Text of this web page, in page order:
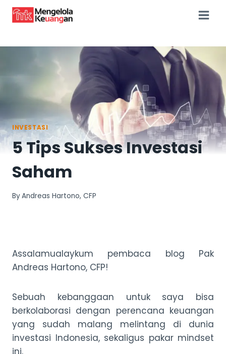
Skip
INVESTASI
5 Tips Sukses Investasi
Saham
ByAndreas Hartono, CFP
Assalamualaykum pembaca blog Pak
Andreas Hartono, CFP!
Sebuah kebanggaan untuk saya bisa
berkolaborasi dengan perencana keuangan
yang sudah malang melintang di dunia
investasi Indonesia, sekaligus pakar mindset